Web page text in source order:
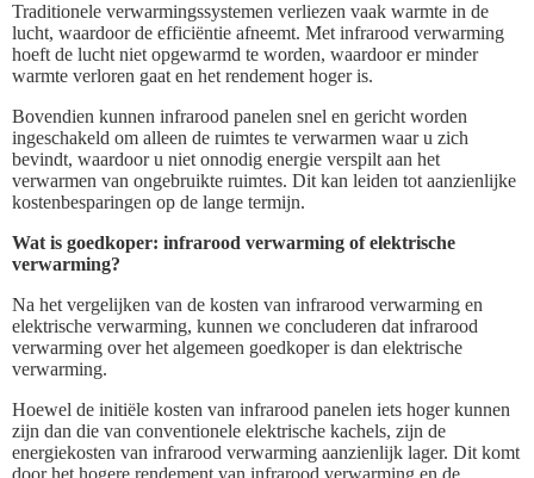
Traditionele verwarmingssystemen verliezen vaak warmte in de
lucht, waardoor de efficiëntie afneemt. Met infrarood verwarming
hoeft de lucht niet opgewarmd te worden, waardoor er minder
warmte verloren gaat en het rendement hoger is.
Bovendien kunnen infrarood panelen snel en gericht worden
ingeschakeld om alleen de ruimtes te verwarmen waar u zich
bevindt, waardoor u niet onnodig energie verspilt aan het
verwarmen van ongebruikte ruimtes. Dit kan leiden tot aanzienlijke
kostenbesparingen op de lange termijn.
Wat is goedkoper: infrarood verwarming of elektrische
verwarming?
Na het vergelijken van de kosten van infrarood verwarming en
elektrische verwarming, kunnen we concluderen dat infrarood
verwarming over het algemeen goedkoper is dan elektrische
verwarming.
Hoewel de initiële kosten van infrarood panelen iets hoger kunnen
zijn dan die van conventionele elektrische kachels, zijn de
energiekosten van infrarood verwarming aanzienlijk lager. Dit komt